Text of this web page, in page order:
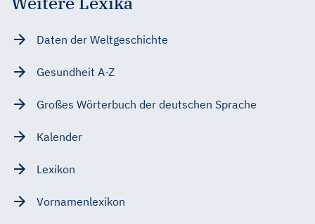
Daten der Weltgeschichte
Gesundheit A-Z
Großes Wörterbuch der deutschen Sprache
Kalender
Lexikon
Vornamenlexikon